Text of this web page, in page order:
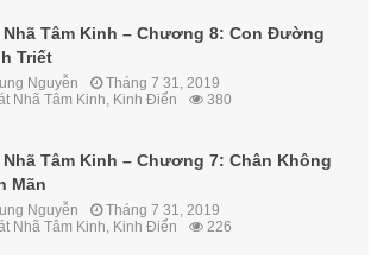
Nhã Tâm Kinh – Chương 8: Con Đường
Triết
Nguyễn
Tháng 7 31, 2019
Nhã Tâm Kinh, Kinh Điển 380
Nhã Tâm Kinh – Chương 7: Chân Không
Mãn
Nguyễn
Tháng 7 31, 2019
Nhã Tâm Kinh, Kinh Điển 226